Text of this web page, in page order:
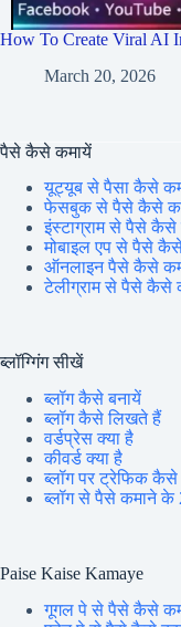
How To Create Viral AI
March 20, 2026
पैसे कैसे कमायें
यूट्यूब से पैसा कैसे
फेसबुक से पैसे कैसे
इंस्टाग्राम से पैसे कैसे
मोबाइल एप से पैसे
ऑनलाइन पैसे कैसे
टेलीग्राम से पैसे कैसे
ब्लॉग्गिंग सीखें
ब्लॉग कैसे बनायें
ब्लॉग कैसे लिखते हैं
वर्डप्रेस क्या है
कीवर्ड क्या है
ब्लॉग पर ट्रेफिक कैसे
ब्लॉग से पैसे कमाने के
Paise Kaise Kamaye
गूगल पे से पैसे कैसे